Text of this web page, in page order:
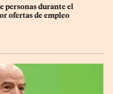
personas durante el
ofertas de empleo